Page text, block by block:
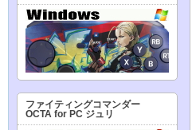
ファイティングコマンダー
OCTA for PC ジュリ